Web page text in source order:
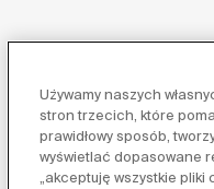
Inspiracja
Używamy naszych
stron trzecich, które
prawidłowy sposób,
wyświetlać dopasowane
„akceptuję wszystkie pliki